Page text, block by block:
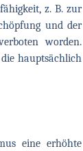
z. B. zur
und der
worden.
hauptsächlich
eine erhöhte